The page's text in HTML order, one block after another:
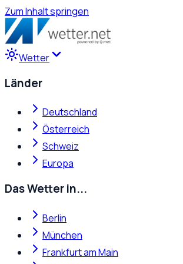
Zum Inhalt springen
Wetter
Länder
Deutschland
Österreich
Schweiz
Europa
Das Wetter in...
Berlin
München
Frankfurt am Main